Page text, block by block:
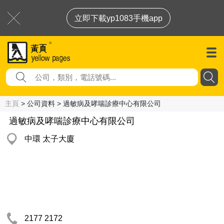
立即下載yp1083手機app
主頁 > 公司資料 > 過敏病及哮喘診療中心有限公司
過敏病及哮喘診療中心有限公司
中環 太子大廈
2177 2172